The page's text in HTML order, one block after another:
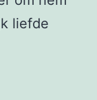
liefde